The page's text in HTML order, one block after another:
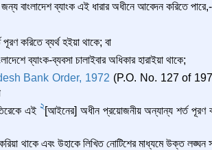
বাংলাদেশ ব্যাংক এই ধারার অধীনে আবেদন করিতে পারে,-
করিতে ব্যর্থ হইয়া থাকে; বা
ব্যাংক-ব্যবসা চালাইবার অধিকার হারাইয়া থাকে;
Bank Order, 1972 (P.O. No. 127 of
এই 2[আইনের] অধীন প্রয়োজনীয় অন্যান্য শর্ত পূরণ
থাকে এবং উহাকে লিখিত নোটিশের মাধ্যমে উক্ত লঙ্ঘন